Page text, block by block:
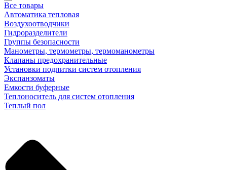
Все товары
Автоматика тепловая
Воздухоотводчики
Гидроразделители
Группы безопасности
Манометры, термометры, термоманометры
Клапаны предохранительные
Установки подпитки систем отопления
Экспанзоматы
Емкости буферные
Теплоноситель для систем отопления
Теплый пол